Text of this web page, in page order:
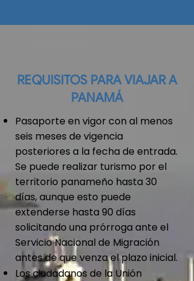
REQUISITOS PARA VIAJAR A
PANAMÁ
Pasaporte en vigor con al menos
seis meses de vigencia
posteriores a la fecha de entrada.
Se puede realizar turismo por el
territorio panameño hasta 30
días, aunque esto puede
extenderse hasta 90 días
solicitando una prórroga ante el
Servicio Nacional de Migración
antes de que venza el plazo inicial.
Los ciudadanos de la Unión